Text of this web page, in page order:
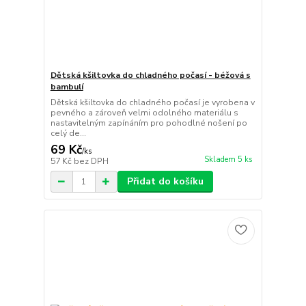
Dětská kšiltovka do chladného počasí - béžová s
bambulí
Dětská kšiltovka do chladného počasí je vyrobena v
pevného a zároveň velmi odolného materiálu s
nastavitelným zapínáním pro pohodlné nošení po
celý de...
69 Kč/ks
57 Kč bez DPH Skladem 5 ks
Přidat do košíku